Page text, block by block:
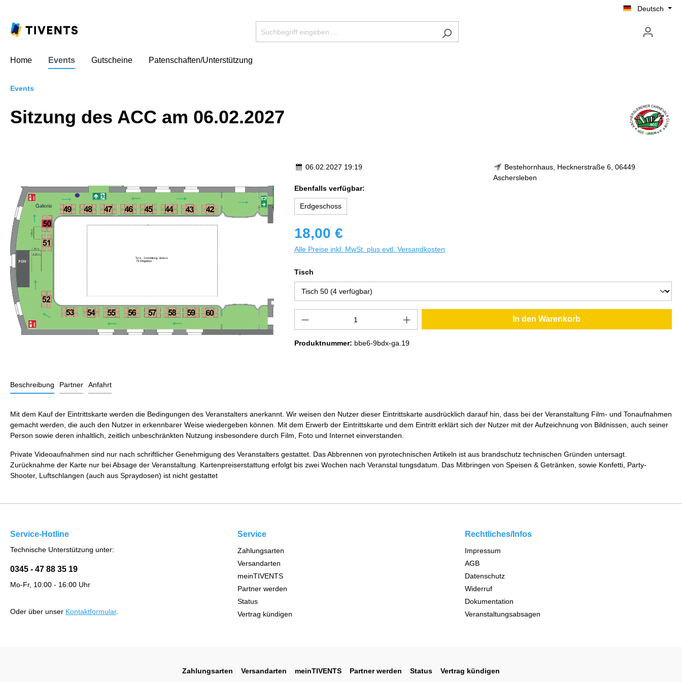
Deutsch
Home Events Gutscheine Patenschaften/Unterstützung
Events
Sitzung des ACC am 06.02.2027
06.02.2027 19:19
Bestehornhaus, Hecknerstraße 6, 06449
Aschersleben
Ebenfalls verfügbar:
Erdgeschoss
18,00 €
Alle Preise inkl. MwSt. plus evtl. Versandkosten
Tisch
In den Warenkorb
Produktnummer: bbe6-9bdx-ga.19
Beschreibung Partner Anfahrt
Mit dem Kauf der Eintrittskarte werden die Bedingungen des Veranstalters anerkannt. Wir weisen den Nutzer dieser Eintrittskarte ausdrücklich darauf hin, dass bei der Veranstaltung Film- und Tonaufnahmen
gemacht werden, die auch den Nutzer in erkennbarer Weise wiedergeben können. Mit dem Erwerb der Eintrittskarte und dem Eintritt erklärt sich der Nutzer mit der Aufzeichnung von Bildnissen, auch seiner
Person sowie deren inhaltlich, zeitlich unbeschränkten Nutzung insbesondere durch Film, Foto und Internet einverstanden.
Private Videoaufnahmen sind nur nach schriftlicher Genehmigung des Veranstalters gestattet. Das Abbrennen von pyrotechnischen Artikeln ist aus brandschutz technischen Gründen untersagt.
Zurücknahme der Karte nur bei Absage der Veranstaltung. Kartenpreiserstattung erfolgt bis zwei Wochen nach Veranstal tungsdatum. Das Mitbringen von Speisen & Getränken, sowie Konfetti, Party-
Shooter, Luftschlangen (auch aus Spraydosen) ist nicht gestattet
Service-Hotline
Technische Unterstützung unter:
0345 - 47 88 35 19
Mo-Fr, 10:00 - 16:00 Uhr
Oder über unser Kontaktformular.
Service
Zahlungsarten
Versandarten
meinTIVENTS
Partner werden
Status
Vertrag kündigen
Rechtliches/Infos
Impressum
AGB
Datenschutz
Widerruf
Dokumentation
Veranstaltungsabsagen
Zahlungsarten Versandarten meinTIVENTS Partner werden Status Vertrag kündigen